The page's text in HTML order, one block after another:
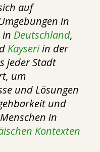
auf
in
in Deutschland,
Kayseriin der
jeder Stadt
um
und Lösungen
und
in
Kontexten